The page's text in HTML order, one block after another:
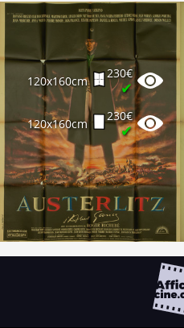
120x160cm
230€
✔
120x160cm
230€
✔